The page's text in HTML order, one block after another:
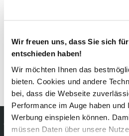
Wir freuen uns, dass Sie sich
entschieden haben!
Wir möchten Ihnen das
bieten. Cookies und andere
bei, dass die Webseite
Performance im Auge haben und
Werbung einspielen können.
müssen Daten über unsere
Pflegehinweise
bügeln möglich
Kostenfreie
innerhalb 14